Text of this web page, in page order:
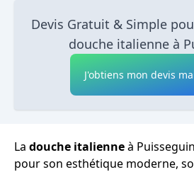
Devis Gratuit & Simple
douche italienne à
J'obtiens mon devis
La douche italienneà
pour son esthétique moderne,